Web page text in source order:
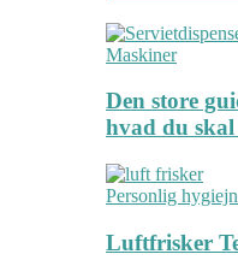
Maskiner
Den store
hvad du
Personlig
Luftfrisker